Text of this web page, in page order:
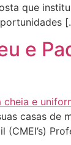
que
e
casas de